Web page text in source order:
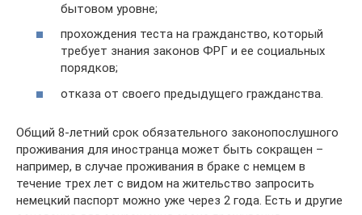
бытовом уровне;
прохождения теста на гражданство, который
требует знания законов ФРГ и ее социальных
порядков;
отказа от своего предыдущего гражданства.
Общий 8-летний срок обязательного законопослушного
проживания для иностранца может быть сокращен –
например, в случае проживания в браке с немцем в
течение трех лет с видом на жительство запросить
немецкий паспорт можно уже через 2 года. Есть и другие